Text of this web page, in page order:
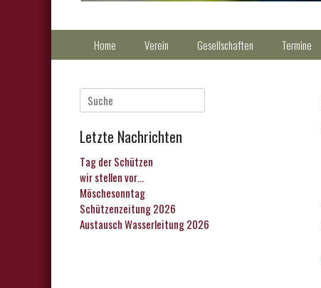
Primärmenu
Home Verein Gesellschaften Termine
Suche
nach:
Letzte Nachrichten
Tag der Schützen
wir stellen vor…
Möschesonntag
Schützenzeitung 2026
Austausch Wasserleitung 2026